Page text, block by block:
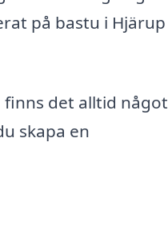
på bastu i Hjärup
finns det alltid
skapa en